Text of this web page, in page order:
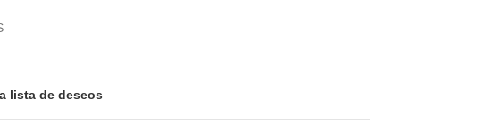
lista de deseos